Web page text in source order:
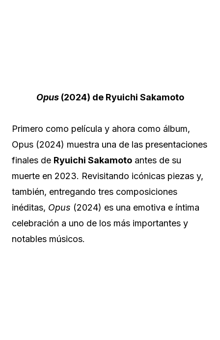
Opus(2024) de Ryuichi Sakamoto
Primero como película y ahora como álbum,
Opus (2024) muestra una de las presentaciones
finales de Ryuichi Sakamoto antes de su
muerte en 2023. Revisitando icónicas piezas y,
también, entregando tres composiciones
inéditas, Opus (2024) es una emotiva e íntima
celebración a uno de los más importantes y
notables músicos.